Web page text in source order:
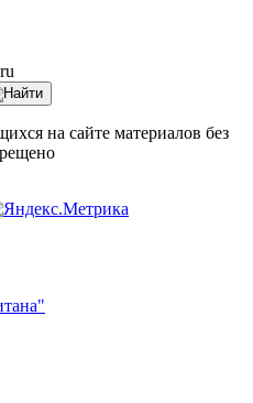
на сайте материалов без